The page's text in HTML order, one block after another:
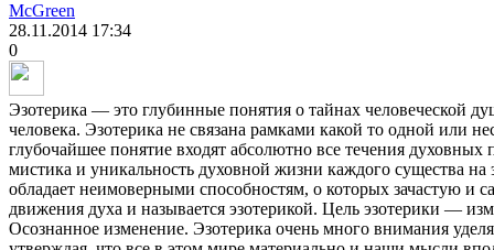
McGreen
28.11.2014 17:34
0
Эзотерика — это глубинные понятия о тайнах человеческой
человека. Эзотерика не связана рамками какой то одной или
глубочайшее понятие входят абсолютно все течения духовных
мистика и уникальность духовной жизни каждого существа на
обладает неимоверными способностям, о которых зачастую и
движения духа и называется эзотерикой. Цель эзотерики —
Осознанное изменение. Эзотерика очень много внимания